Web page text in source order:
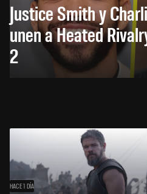
Justice Smith y
unen a Heated
2
HACE 1 DÍA